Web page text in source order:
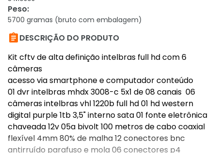
Peso:
5700 gramas (bruto com embalagem)
DESCRIÇÃO DO PRODUTO
Kit cftv de alta definição intelbras full hd com 6
câmeras
acesso via smartphone e computador conteúdo
01 dvr intelbras mhdx 3008-c 5x1 de 08 canais 06
câmeras intelbras vhl 1220b full hd 01 hd western
digital purple 1tb 3,5" interno sata 01 fonte eletrônica
chaveada 12v 05a bivolt 100 metros de cabo coaxial
flexível 4mm 80% de malha 12 conectores bnc
antirruído parafuso e mola 06 conectores p4